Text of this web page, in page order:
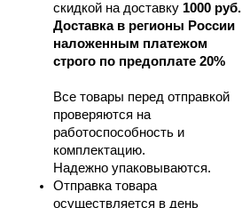
скидкой на доставку 1000 руб.
Доставка в регионы России
наложенным платежом
строго по предоплате 20%
Все товары перед отправкой
проверяются на
работоспособность и
комплектацию.
Надежно упаковываются.
Отправка товара
осуществляется в день